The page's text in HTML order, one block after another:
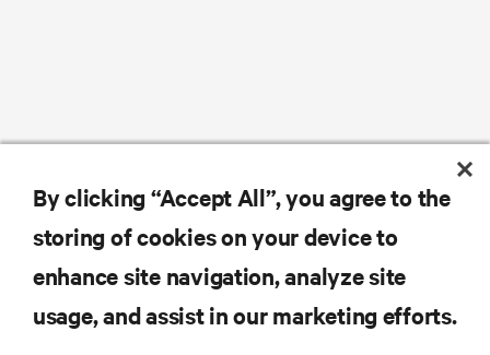
By clicking “Accept All”, you agree to the
storing of cookies on your device to
enhance site navigation, analyze site
usage, and assist in our marketing efforts.